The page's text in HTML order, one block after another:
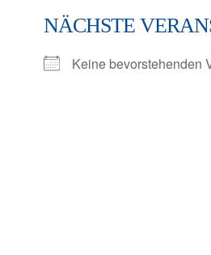
NÄCHSTE
Keine bevorstehenden